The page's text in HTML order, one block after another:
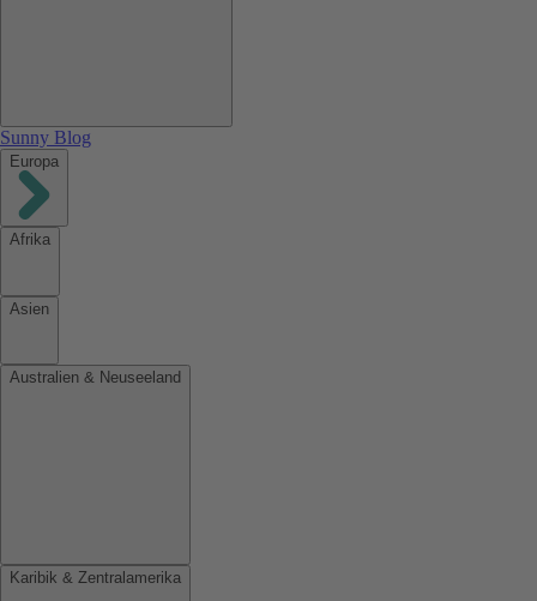
Sunny Blog
Europa
Afrika
Asien
Australien & Neuseeland
Karibik & Zentralamerika